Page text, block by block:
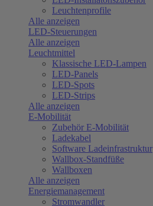
Leuchtenprofile
Alle anzeigen
LED-Steuerungen
Alle anzeigen
Leuchtmittel
Klassische LED-Lampen
LED-Panels
LED-Spots
LED-Strips
Alle anzeigen
E-Mobilität
Zubehör E-Mobilität
Ladekabel
Software Ladeinfrastruktur
Wallbox-Standfüße
Wallboxen
Alle anzeigen
Energiemanagement
Stromwandler